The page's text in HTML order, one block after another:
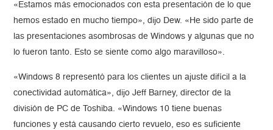
«Estamos más emocionados con esta presentación de lo que
hemos estado en mucho tiempo», dijo Dew. «He sido parte de
las presentaciones asombrosas de Windows y algunas que no
lo fueron tanto. Esto se siente como algo maravilloso».
«Windows 8 representó para los clientes un ajuste difícil a la
conectividad automática», dijo Jeff Barney, director de la
división de PC de Toshiba. «Windows 10 tiene buenas
funciones y está causando cierto revuelo, eso es suficiente